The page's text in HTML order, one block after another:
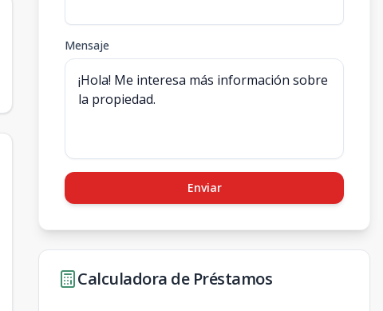
Mensaje
Enviar
Calculadora de Préstamos